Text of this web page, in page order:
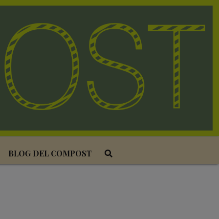
BLOG DEL COMPOST